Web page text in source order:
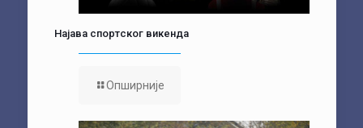
Најава спортског викенда
Опширније